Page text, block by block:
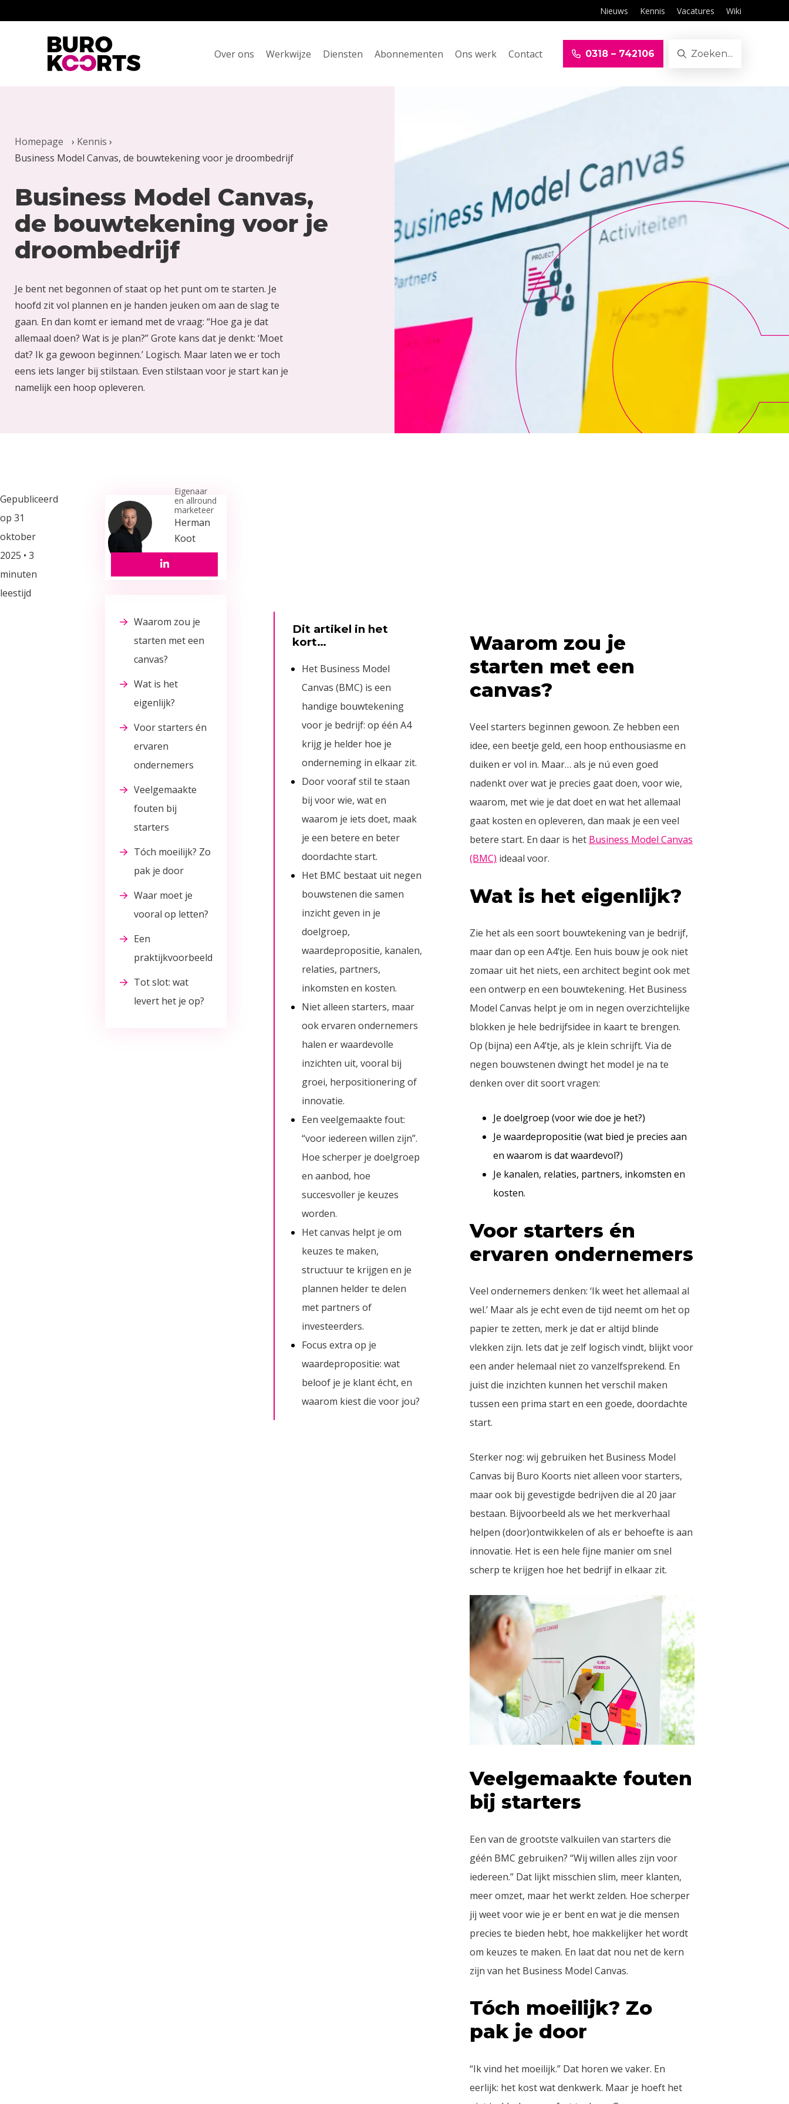
Nieuws Kennis Vacatures Wiki
Terug naar home
Over ons Werkwijze Diensten Abonnementen Ons werk Contact 0318 – 742106 Zoeken...
Homepage › Kennis ›
Business Model Canvas, de bouwtekening voor je droombedrijf
Business Model Canvas,
de bouwtekening voor je
droombedrijf
Je bent net begonnen of staat op het punt om te starten. Je
hoofd zit vol plannen en je handen jeuken om aan de slag te
gaan. En dan komt er iemand met de vraag: “Hoe ga je dat
allemaal doen? Wat is je plan?” Grote kans dat je denkt: ‘Moet
dat? Ik ga gewoon beginnen.’ Logisch. Maar laten we er toch
eens iets langer bij stilstaan. Even stilstaan voor je start kan je
namelijk een hoop opleveren.
Gepubliceerd
op 31
oktober
2025 • 3
minuten
leestijd
Dit artikel in het
kort…
Het Business Model
Canvas (BMC) is een
handige bouwtekening
voor je bedrijf: op één A4
krijg je helder hoe je
onderneming in elkaar zit.
Door vooraf stil te staan
bij voor wie, wat en
waarom je iets doet, maak
je een betere en beter
doordachte start.
Het BMC bestaat uit negen
bouwstenen die samen
inzicht geven in je
doelgroep,
waardepropositie, kanalen,
relaties, partners,
inkomsten en kosten.
Niet alleen starters, maar
ook ervaren ondernemers
halen er waardevolle
inzichten uit, vooral bij
groei, herpositionering of
innovatie.
Een veelgemaakte fout:
“voor iedereen willen zijn”.
Hoe scherper je doelgroep
en aanbod, hoe
succesvoller je keuzes
worden.
Het canvas helpt je om
keuzes te maken,
structuur te krijgen en je
plannen helder te delen
met partners of
investeerders.
Focus extra op je
waardepropositie: wat
beloof je je klant écht, en
waarom kiest die voor jou?
Herman
Koot
Eigenaar
en allround
marketeer
Ga naar het linkedin profiel
Waarom zou je
starten met een
canvas?
Wat is het
eigenlijk?
Voor starters én
ervaren
ondernemers
Veelgemaakte
fouten bij
starters
Tóch moeilijk? Zo
pak je door
Waar moet je
vooral op letten?
Een
praktijkvoorbeeld
Tot slot: wat
levert het je op?
Waarom zou je
starten met een
canvas?
Veel starters beginnen gewoon. Ze hebben een
idee, een beetje geld, een hoop enthousiasme en
duiken er vol in. Maar… als je nú even goed
nadenkt over wat je precies gaat doen, voor wie,
waarom, met wie je dat doet en wat het allemaal
gaat kosten en opleveren, dan maak je een veel
betere start. En daar is het Business Model Canvas
(BMC) ideaal voor.
Wat is het eigenlijk?
Zie het als een soort bouwtekening van je bedrijf,
maar dan op een A4’tje. Een huis bouw je ook niet
zomaar uit het niets, een architect begint ook met
een ontwerp en een bouwtekening. Het Business
Model Canvas helpt je om in negen overzichtelijke
blokken je hele bedrijfsidee in kaart te brengen.
Op (bijna) een A4’tje, als je klein schrijft. Via de
negen bouwstenen dwingt het model je na te
denken over dit soort vragen:
Je doelgroep (voor wie doe je het?)
Je waardepropositie (wat bied je precies aan
en waarom is dat waardevol?)
Je kanalen, relaties, partners, inkomsten en
kosten.
Voor starters én
ervaren ondernemers
Veel ondernemers denken: ‘Ik weet het allemaal al
wel.’ Maar als je echt even de tijd neemt om het op
papier te zetten, merk je dat er altijd blinde
vlekken zijn. Iets dat je zelf logisch vindt, blijkt voor
een ander helemaal niet zo vanzelfsprekend. En
juist die inzichten kunnen het verschil maken
tussen een prima start en een goede, doordachte
start.
Sterker nog: wij gebruiken het Business Model
Canvas bij Buro Koorts niet alleen voor starters,
maar ook bij gevestigde bedrijven die al 20 jaar
bestaan. Bijvoorbeeld als we het merkverhaal
helpen (door)ontwikkelen of als er behoefte is aan
innovatie. Het is een hele fijne manier om snel
scherp te krijgen hoe het bedrijf in elkaar zit.
Veelgemaakte fouten
bij starters
Een van de grootste valkuilen van starters die
géén BMC gebruiken? “Wij willen alles zijn voor
iedereen.” Dat lijkt misschien slim, meer klanten,
meer omzet, maar het werkt zelden. Hoe scherper
jij weet voor wie je er bent en wat je die mensen
precies te bieden hebt, hoe makkelijker het wordt
om keuzes te maken. En laat dat nou net de kern
zijn van het Business Model Canvas.
Tóch moeilijk? Zo
pak je door
“Ik vind het moeilijk.” Dat horen we vaker. En
eerlijk: het kost wat denkwerk. Maar je hoeft het